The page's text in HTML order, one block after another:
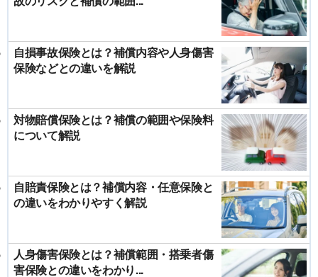
自損事故保険とは？補償内容や人身傷害
保険などとの違いを解説
対物賠償保険とは？補償の範囲や保険料
について解説
自賠責保険とは？補償内容・任意保険と
の違いをわかりやすく解説
人身傷害保険とは？補償範囲・搭乗者傷
害保険との違いをわかり...